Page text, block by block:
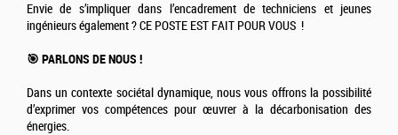
Envie de s’impliquer dans l’encadrement de techniciens et jeunes
ingénieurs également ? CE POSTE EST FAIT POUR VOUS !
🎯 PARLONS DE NOUS !
Dans un contexte sociétal dynamique, nous vous offrons la possibilité
d’exprimer vos compétences pour œuvrer à la décarbonisation des
énergies.